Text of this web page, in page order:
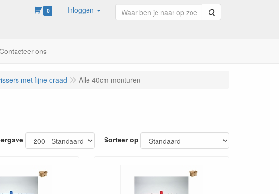
0 Inloggen Zoeken
Contacteer ons
met fijne draad Alle 40cm monturen
Sorteer op